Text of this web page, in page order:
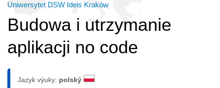
Uniwersytet DSW Ideis Kraków
Budowa i utrzymanie
aplikacji no code
Jazyk výuky: polský